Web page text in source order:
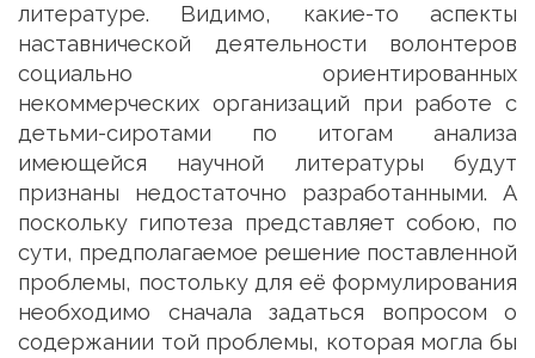
литературе. Видимо, какие-то аспекты
наставнической деятельности волонтеров
социально ориентированных
некоммерческих организаций при работе с
детьми-сиротами по итогам анализа
имеющейся научной литературы будут
признаны недостаточно разработанными. А
поскольку гипотеза представляет собою, по
сути, предполагаемое решение поставленной
проблемы, постольку для её формулирования
необходимо сначала задаться вопросом о
содержании той проблемы, которая могла бы